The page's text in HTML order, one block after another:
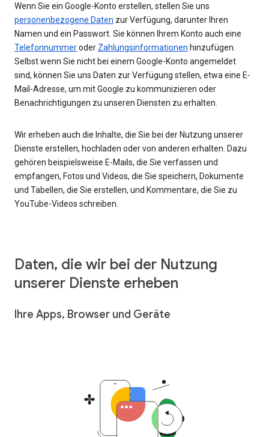
Wenn Sie ein Google-Konto erstellen, stellen Sie uns
personenbezogene Daten zur Verfügung, darunter Ihren
Namen und ein Passwort. Sie können Ihrem Konto auch eine
Telefonnummeroder Zahlungsinformationen hinzufügen.
Selbst wenn Sie nicht bei einem Google-Konto angemeldet
sind, können Sie uns Daten zur Verfügung stellen, etwa eine E-
Mail-Adresse, um mit Google zu kommunizieren oder
Benachrichtigungen zu unseren Diensten zu erhalten.
Wir erheben auch die Inhalte, die Sie bei der Nutzung unserer
Dienste erstellen, hochladen oder von anderen erhalten. Dazu
gehören beispielsweise E-Mails, die Sie verfassen und
empfangen, Fotos und Videos, die Sie speichern, Dokumente
und Tabellen, die Sie erstellen, und Kommentare, die Sie zu
YouTube-Videos schreiben.
Daten, die wir bei der Nutzung
unserer Dienste erheben
Ihre Apps, Browser und Geräte